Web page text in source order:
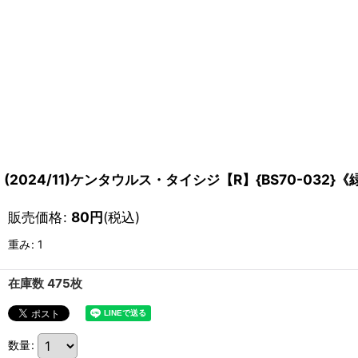
(2024/11)ケンタウルス・タイシジ【R】{BS70-032}《
販売価格: 80円(税込)
重み: 1
在庫数 475枚
数量: